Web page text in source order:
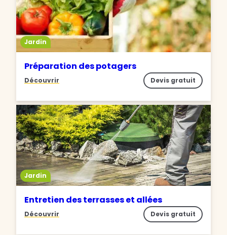
Jardin
Préparation des potagers
Découvrir Devis gratuit
Jardin
Entretien des terrasses et allées
Découvrir Devis gratuit